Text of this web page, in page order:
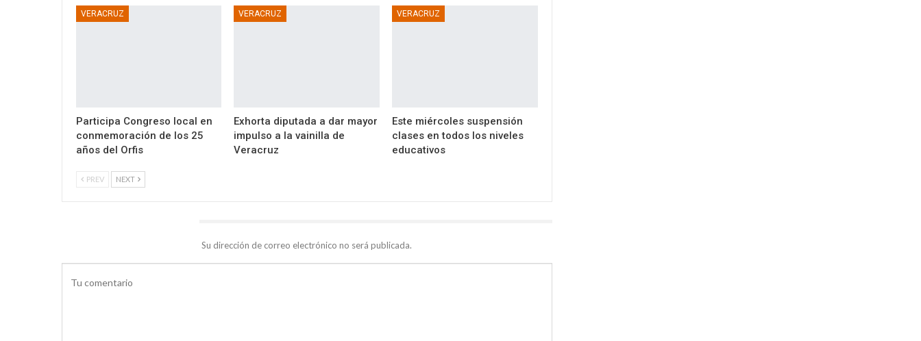
VERACRUZ
Participa Congreso local en
conmemoración de los 25
años del Orfis
VERACRUZ
Exhorta diputada a dar mayor
impulso a la vainilla de
Veracruz
VERACRUZ
Este miércoles suspensión
clases en todos los niveles
educativos
PREV NEXT
Su dirección de correo electrónico no será publicada.